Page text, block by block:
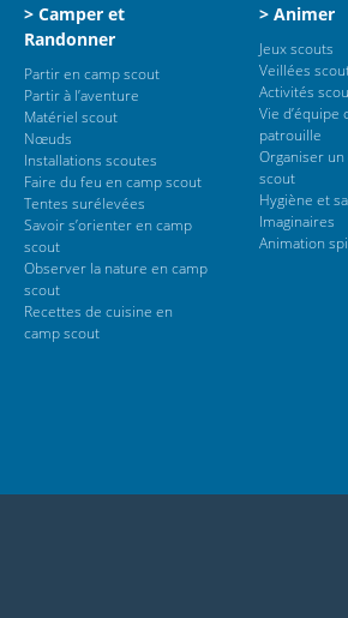
> Camper et
Randonner
Partir en camp scout
Partir à l’aventure
Matériel scout
Nœuds
Installations scoutes
Faire du feu en camp scout
Tentes surélevées
Savoir s’orienter en camp
scout
Observer la nature en camp
scout
Recettes de cuisine en
camp scout
> Animer
Jeux scouts
Veillées
Activités
Vie d’équipe
patrouille
Organiser un
scout
Hygiène et
Imaginaires
Animation